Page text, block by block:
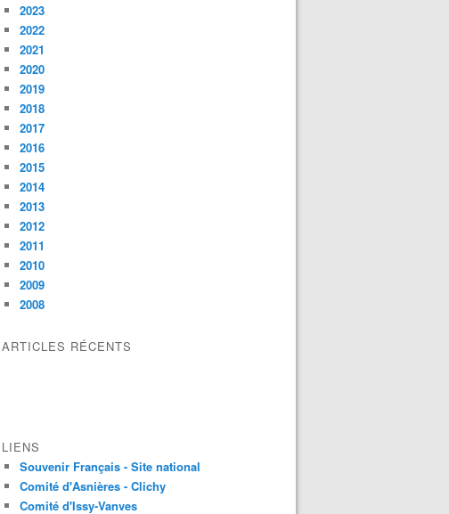
2023
2022
2021
2020
2019
2018
2017
2016
2015
2014
2013
2012
2011
2010
2009
2008
ARTICLES RÉCENTS
LIENS
Souvenir Français - Site national
Comité d'Asnières - Clichy
Comité d'Issy-Vanves